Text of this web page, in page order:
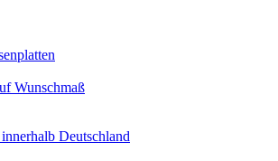
Wunschmaß
Deutschland